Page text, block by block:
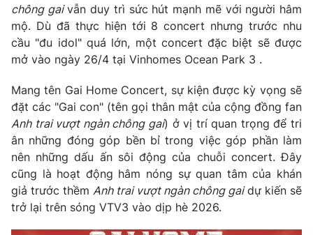
Tư vấn
Chuyên mục khác
Emagazine Podcast
Photo Infographic
Video Shorts video
VTV Money VTV Thể thao
VTV Sức khoẻ Bất động sản
chông gaivẫn duy trì sức hút mạnh mẽ với người hâm
mộ. Dù đã thực hiện tới 8 concert nhưng trước nhu
cầu "đu idol" quá lớn, một concert đặc biệt sẽ được
mở vào ngày 26/4 tại Vinhomes Ocean Park 3 .
Mang tên Gai Home Concert, sự kiện được kỳ vọng sẽ
đặt các "Gai con" (tên gọi thân mật của cộng đồng fan
Anh trai vượt ngàn chông gai) ở vị trí quan trọng để tri
ân những đóng góp bền bỉ trong việc góp phần làm
nên những dấu ấn sôi động của chuỗi concert. Đây
cũng là hoạt động hâm nóng sự quan tâm của khán
giả trước thềm Anh trai vượt ngàn chông gaidự kiến sẽ
trở lại trên sóng VTV3 vào dịp hè 2026.